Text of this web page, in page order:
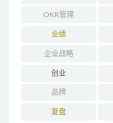
OKR管理
业绩
企业战略
创业
品牌
复盘